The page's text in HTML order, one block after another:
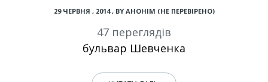
29 ЧЕРВНЯ , 2014, BY АНОНІМ (НЕ ПЕРЕВІРЕНО)
47 переглядів
бульвар Шевченка